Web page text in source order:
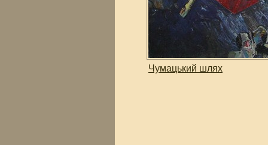
Чумацький шлях